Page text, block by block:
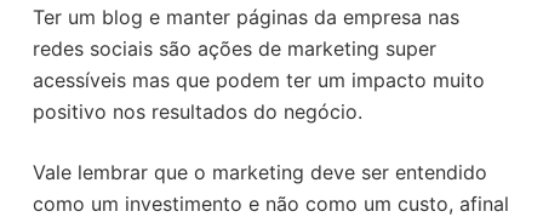
Ter um blog e manter páginas da empresa nas
redes sociais são ações de marketing super
acessíveis mas que podem ter um impacto muito
positivo nos resultados do negócio.
Vale lembrar que o marketing deve ser entendido
como um investimento e não como um custo, afinal